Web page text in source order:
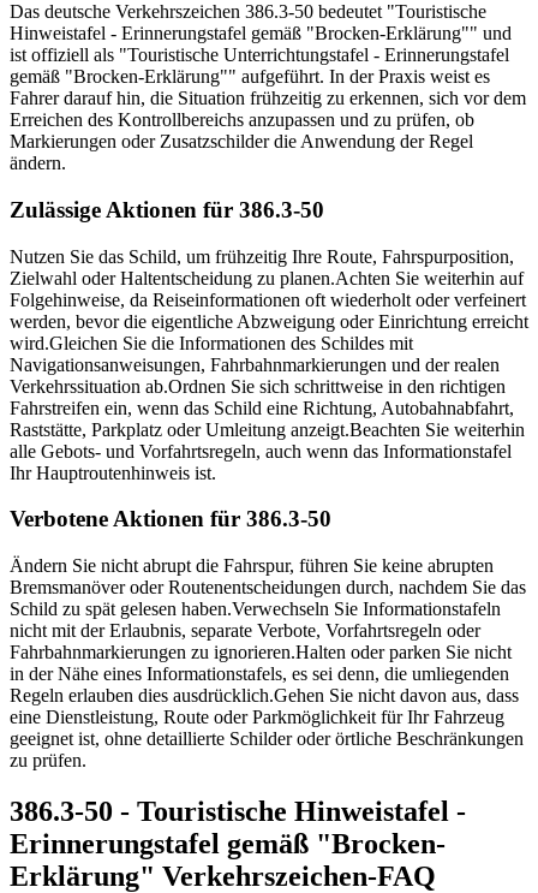
Das deutsche Verkehrszeichen 386.3-50 bedeutet "Touristische
Hinweistafel - Erinnerungstafel gemäß "Brocken-Erklärung"" und
ist offiziell als "Touristische Unterrichtungstafel - Erinnerungstafel
gemäß "Brocken-Erklärung"" aufgeführt. In der Praxis weist es
Fahrer darauf hin, die Situation frühzeitig zu erkennen, sich vor dem
Erreichen des Kontrollbereichs anzupassen und zu prüfen, ob
Markierungen oder Zusatzschilder die Anwendung der Regel
ändern.
Zulässige Aktionen für 386.3-50
Nutzen Sie das Schild, um frühzeitig Ihre Route, Fahrspurposition,
Zielwahl oder Haltentscheidung zu planen.Achten Sie weiterhin auf
Folgehinweise, da Reiseinformationen oft wiederholt oder verfeinert
werden, bevor die eigentliche Abzweigung oder Einrichtung erreicht
wird.Gleichen Sie die Informationen des Schildes mit
Navigationsanweisungen, Fahrbahnmarkierungen und der realen
Verkehrssituation ab.Ordnen Sie sich schrittweise in den richtigen
Fahrstreifen ein, wenn das Schild eine Richtung, Autobahnabfahrt,
Raststätte, Parkplatz oder Umleitung anzeigt.Beachten Sie weiterhin
alle Gebots- und Vorfahrtsregeln, auch wenn das Informationstafel
Ihr Hauptroutenhinweis ist.
Verbotene Aktionen für 386.3-50
Ändern Sie nicht abrupt die Fahrspur, führen Sie keine abrupten
Bremsmanöver oder Routenentscheidungen durch, nachdem Sie das
Schild zu spät gelesen haben.Verwechseln Sie Informationstafeln
nicht mit der Erlaubnis, separate Verbote, Vorfahrtsregeln oder
Fahrbahnmarkierungen zu ignorieren.Halten oder parken Sie nicht
in der Nähe eines Informationstafels, es sei denn, die umliegenden
Regeln erlauben dies ausdrücklich.Gehen Sie nicht davon aus, dass
eine Dienstleistung, Route oder Parkmöglichkeit für Ihr Fahrzeug
geeignet ist, ohne detaillierte Schilder oder örtliche Beschränkungen
zu prüfen.
386.3-50 - Touristische Hinweistafel -
Erinnerungstafel gemäß "Brocken-
Erklärung" Verkehrszeichen-FAQ